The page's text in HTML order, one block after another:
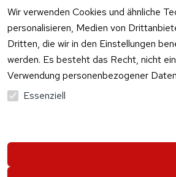
Wir verwenden Cookies und ähnliche
personalisieren, Medien von
Dritten, die wir in den Einstellungen
werden. Es besteht das Recht, nicht
Verwendung personenbezogener
Essenziell